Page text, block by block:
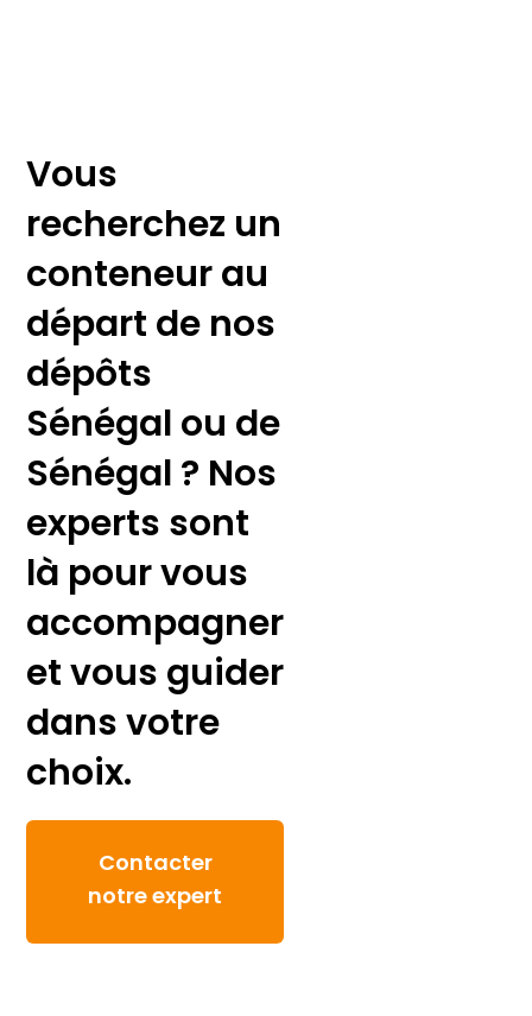
Vous
recherchez un
conteneur au
départ de nos
dépôts
Sénégal ou de
Sénégal ? Nos
experts sont
là pour vous
accompagner
et vous guider
dans votre
choix.
Contacter
notre expert